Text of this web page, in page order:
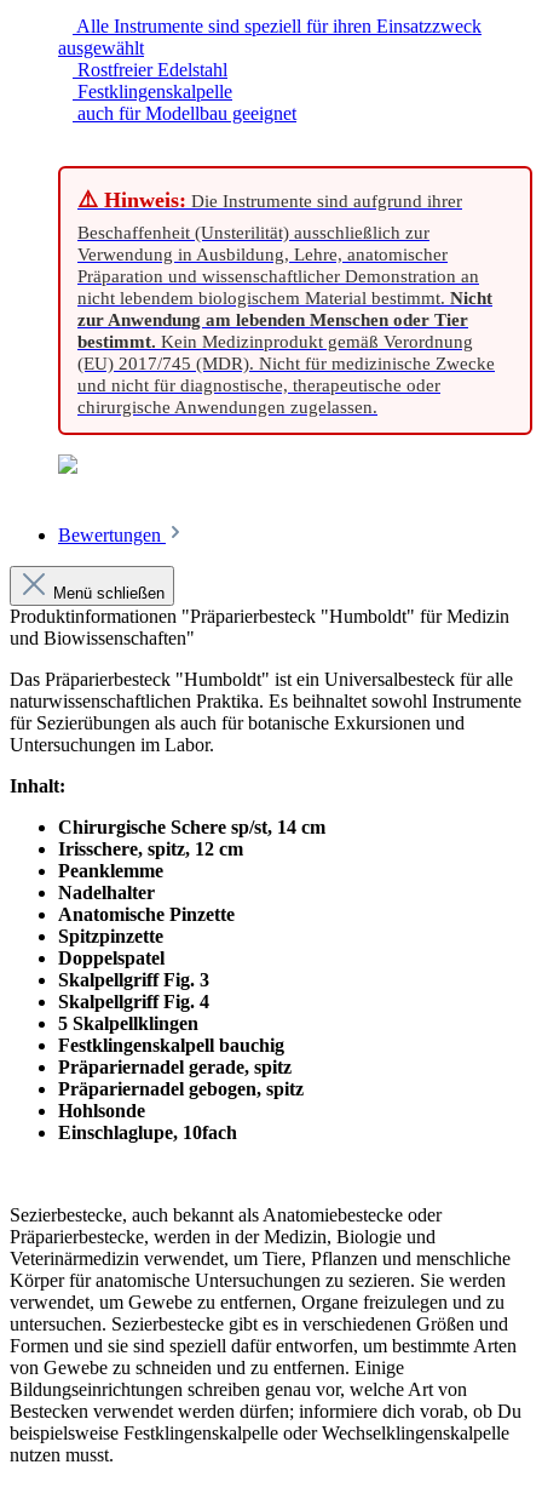
Alle Instrumente sind speziell für ihren Einsatzzweck
ausgewählt
Rostfreier Edelstahl
Festklingenskalpelle
auch für Modellbau geeignet
⚠️ Hinweis: Die Instrumente sind aufgrund ihrer
Beschaffenheit (Unsterilität) ausschließlich zur
Verwendung in Ausbildung, Lehre, anatomischer
Präparation und wissenschaftlicher Demonstration an
nicht lebendem biologischem Material bestimmt. Nicht
zur Anwendung am lebenden Menschen oder Tier
bestimmt. Kein Medizinprodukt gemäß Verordnung
(EU) 2017/745 (MDR). Nicht für medizinische Zwecke
und nicht für diagnostische, therapeutische oder
chirurgische Anwendungen zugelassen.
Bewertungen
Menü schließen
Produktinformationen "Präparierbesteck "Humboldt" für Medizin
und Biowissenschaften"
Das Präparierbesteck "Humboldt" ist ein Universalbesteck für alle
naturwissenschaftlichen Praktika. Es beihnaltet sowohl Instrumente
für Sezierübungen als auch für botanische Exkursionen und
Untersuchungen im Labor.
Inhalt:
Chirurgische Schere sp/st, 14 cm
Irisschere, spitz, 12 cm
Peanklemme
Nadelhalter
Anatomische Pinzette
Spitzpinzette
Doppelspatel
Skalpellgriff Fig. 3
Skalpellgriff Fig. 4
5 Skalpellklingen
Festklingenskalpell bauchig
Präpariernadel gerade, spitz
Präpariernadel gebogen, spitz
Hohlsonde
Einschlaglupe, 10fach
Sezierbestecke, auch bekannt als Anatomiebestecke oder
Präparierbestecke, werden in der Medizin, Biologie und
Veterinärmedizin verwendet, um Tiere, Pflanzen und menschliche
Körper für anatomische Untersuchungen zu sezieren. Sie werden
verwendet, um Gewebe zu entfernen, Organe freizulegen und zu
untersuchen. Sezierbestecke gibt es in verschiedenen Größen und
Formen und sie sind speziell dafür entworfen, um bestimmte Arten
von Gewebe zu schneiden und zu entfernen. Einige
Bildungseinrichtungen schreiben genau vor, welche Art von
Bestecken verwendet werden dürfen; informiere dich vorab, ob Du
beispielsweise Festklingenskalpelle oder Wechselklingenskalpelle
nutzen musst.